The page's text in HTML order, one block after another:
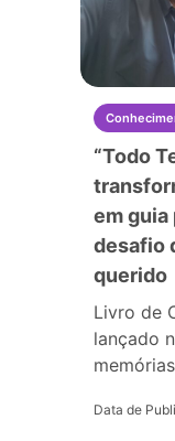
“Todo
em guia
desafio
querido
Livro de
lançado
Data de